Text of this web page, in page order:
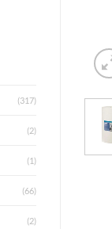
(317)
(2)
(1)
(66)
(2)